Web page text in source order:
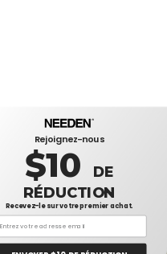
Rejoignez-nous
$10 DE
RÉDUCTION
Recevez-le sur votre premier achat.